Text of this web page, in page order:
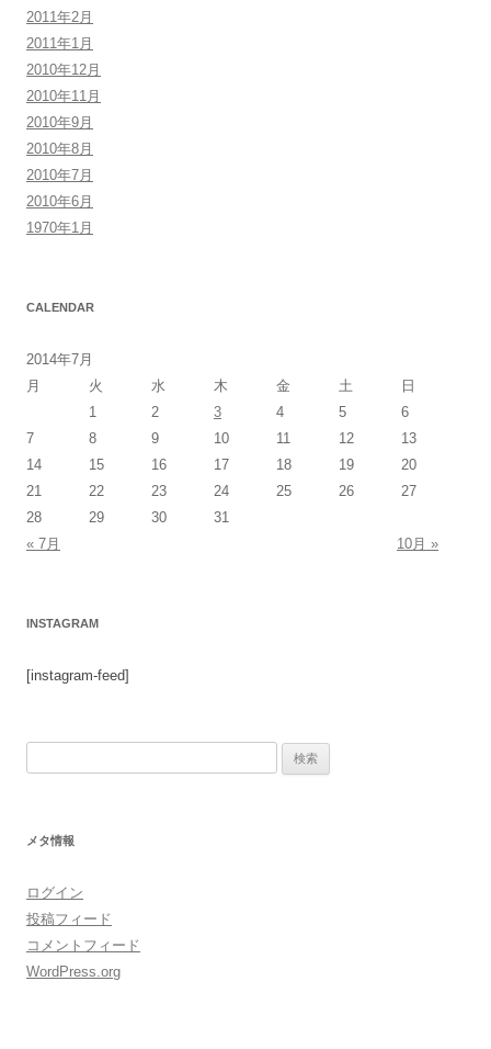
2011年2月
2011年1月
2010年12月
2010年11月
2010年9月
2010年8月
2010年7月
2010年6月
1970年1月
CALENDAR
2014年7月
月
火 水 木 金 土
日
1
2 3 4 5
6
7
8 9 10 11 12
13
14
15 16 17 18 19
20
21
22 23 24 25 26
27
28
29 30
31
« 7月
10月 »
INSTAGRAM
[instagram-feed]
メタ情報
ログイン
投稿フィード
コメントフィード
WordPress.org